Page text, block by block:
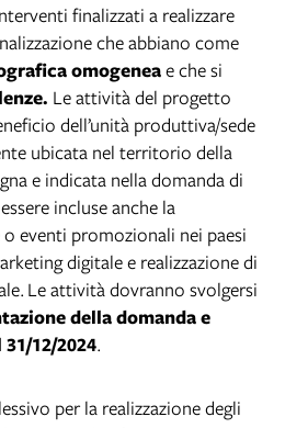
finalizzati a realizzare
che abbiano come
omogeneae che si
Le attività del progetto
dell’unità produttiva/sede
ubicata nel territorio della
e indicata nella domanda di
incluse anche la
eventi promozionali nei paesi
digitale e realizzazione di
Le attività dovranno svolgersi
della domanda e
12/2024.
per la realizzazione degli